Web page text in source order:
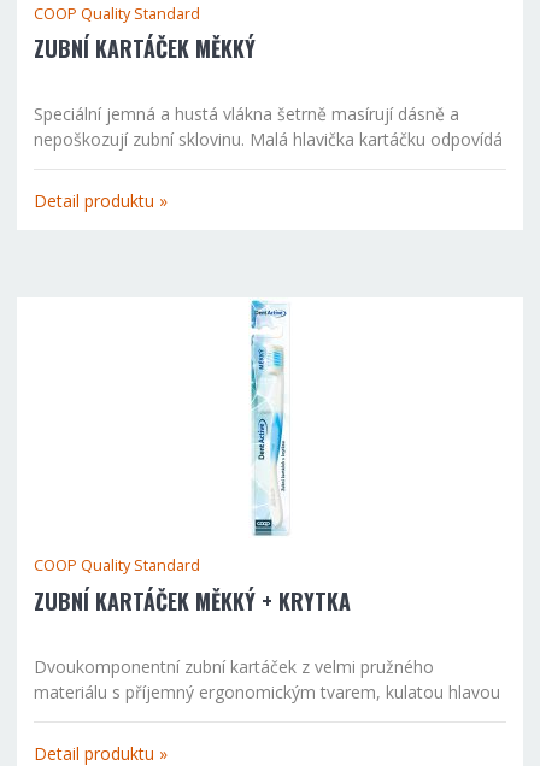
COOP Quality Standard
ZUBNÍ KARTÁČEK MĚKKÝ
Speciální jemná a hustá vlákna šetrně masírují dásně a
nepoškozují zubní sklovinu. Malá hlavička kartáčku odpovídá
moderním trendům v ústní hygieně.
Detail produktu »
COOP Quality Standard
ZUBNÍ KARTÁČEK MĚKKÝ + KRYTKA
Dvoukomponentní zubní kartáček z velmi pružného
materiálu s příjemný ergonomickým tvarem, kulatou hlavou
a praktickou krytkou. Antiskluzová plocha pro uchycení
kartáčku.
Detail produktu »